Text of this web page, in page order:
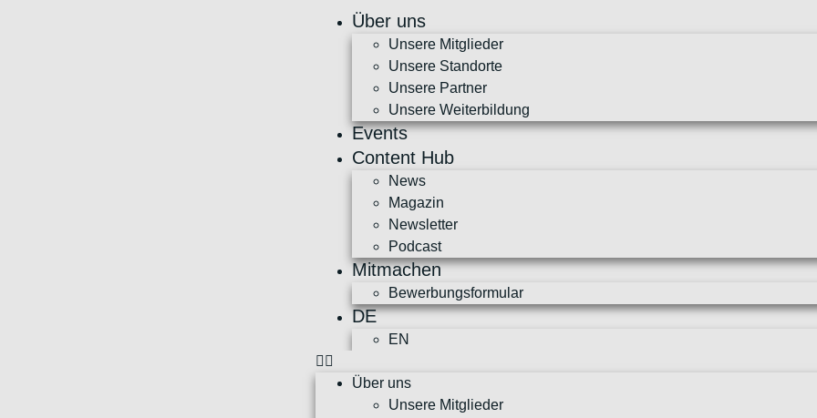
Über uns
Unsere Mitglieder
Unsere Standorte
Unsere Partner
Unsere Weiterbildung
Events
Content Hub
News
Magazin
Newsletter
Podcast
Mitmachen
Bewerbungsformular
DE
EN
Über uns
Unsere Mitglieder